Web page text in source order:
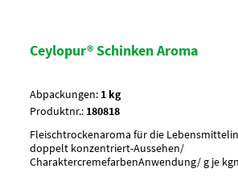
Ceylopur® Schinken Aroma
Abpackungen: 1 kg
Produktnr.: 180818
Fleischtrockenaroma für die
doppelt konzentriert-Aussehen/
CharaktercremefarbenAnwendung/ g je